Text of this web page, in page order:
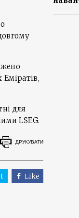
для
LSEG.
ДРУКУВАТИ
Like